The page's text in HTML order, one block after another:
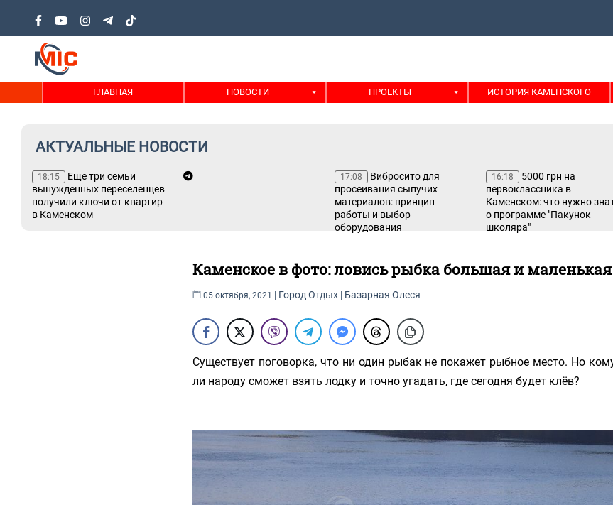
ГЛАВНАЯ НОВОСТИ ПРОЕКТЫ ИСТОРИЯ КАМЕНСКОГО
АКТУАЛЬНЫЕ НОВОСТИ
18:15
Еще три семьи
вынужденных переселенцев
получили ключи от квартир
в Каменском
17:08
Вибросито для
просеивания сыпучих
материалов: принцип
работы и выбор
оборудования
16:18
5000 грн на
первоклассника в
Каменском: что нужно
о программе "Пакунок
школяра"
Каменское в фото: ловись рыбка большая и маленькая
05 октября, 2021 | Город Отдых | Базарная Олеся
Существует поговорка, что ни один рыбак не покажет рыбное место. Но
ли народу сможет взять лодку и точно угадать, где сегодня будет клёв?